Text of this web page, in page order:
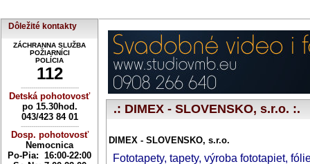
Dôležité kontakty
ZÁCHRANNA SLUŽBA
POŽIARNÍCI
POLÍCIA
112
----------------------------
Detská pohotovosť
po 15.30hod.
043/423 84 01
----------------------------
Dosp. pohotovosť
Nemocnica
Po-Pia: 16:00-22:00
.: DIMEX - SLOVENSKO, s.r.o. :.
DIMEX - SLOVENSKO, s.r.o.
Fototapety, tapety, výroba fototapiet,